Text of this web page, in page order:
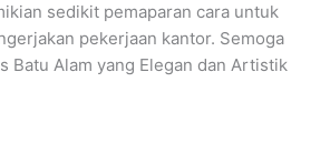
sedikit pemaparan cara untuk
pekerjaan kantor. Semoga
Batu Alam yang Elegan dan Artistik